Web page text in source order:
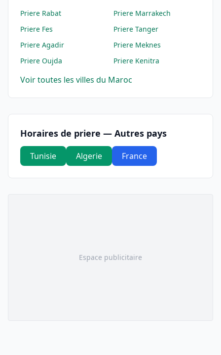
Priere Rabat Priere Marrakech
Priere Fes Priere Tanger
Priere Agadir Priere Meknes
Priere Oujda Priere Kenitra
Voir toutes les villes du Maroc
Horaires de priere — Autres pays
Tunisie Algerie France
Espace publicitaire